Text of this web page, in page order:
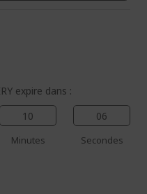
expire dans :
10
Minutes
05
Secondes